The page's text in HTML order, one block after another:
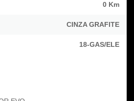
0 Km
CINZA GRAFITE
18-GAS/ELE